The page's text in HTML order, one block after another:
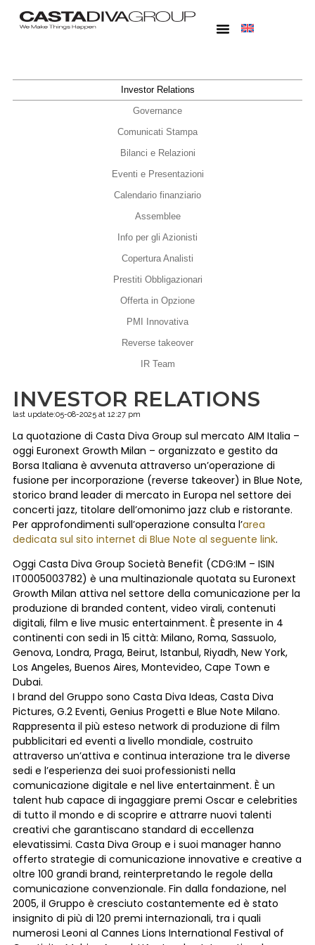
Investor Relations
Governance
Comunicati Stampa
Bilanci e Relazioni
Eventi e Presentazioni
Calendario finanziario
Assemblee
Info per gli Azionisti
Copertura Analisti
Prestiti Obbligazionari
Offerta in Opzione
PMI Innovativa
Reverse takeover
IR Team
INVESTOR RELATIONS
last update:05-08-2025 at 12:27 pm
La quotazione di Casta Diva Group sul mercato AIM Italia –
oggi Euronext Growth Milan – organizzato e gestito da
Borsa Italiana è avvenuta attraverso un’operazione di
fusione per incorporazione (reverse takeover) in Blue Note,
storico brand leader di mercato in Europa nel settore dei
concerti jazz, titolare dell’omonimo jazz club e ristorante.
Per approfondimenti sull’operazione consulta l’area
dedicata sul sito internet di Blue Note al seguente link.
Oggi Casta Diva Group Società Benefit (CDG:IM – ISIN
IT0005003782) è una multinazionale quotata su Euronext
Growth Milan attiva nel settore della comunicazione per la
produzione di branded content, video virali, contenuti
digitali, film e live music entertainment. È presente in 4
continenti con sedi in 15 città: Milano, Roma, Sassuolo,
Genova, Londra, Praga, Beirut, Istanbul, Riyadh, New York,
Los Angeles, Buenos Aires, Montevideo, Cape Town e
Dubai.
I brand del Gruppo sono Casta Diva Ideas, Casta Diva
Pictures, G.2 Eventi, Genius Progetti e Blue Note Milano.
Rappresenta il più esteso network di produzione di film
pubblicitari ed eventi a livello mondiale, costruito
attraverso un’attiva e continua interazione tra le diverse
sedi e l’esperienza dei suoi professionisti nella
comunicazione digitale e nel live entertainment. È un
talent hub capace di ingaggiare premi Oscar e celebrities
di tutto il mondo e di scoprire e attrarre nuovi talenti
creativi che garantiscano standard di eccellenza
elevatissimi. Casta Diva Group e i suoi manager hanno
offerto strategie di comunicazione innovative e creative a
oltre 100 grandi brand, reinterpretando le regole della
comunicazione convenzionale. Fin dalla fondazione, nel
2005, il Gruppo è cresciuto costantemente ed è stato
insignito di più di 120 premi internazionali, tra i quali
numerosi Leoni al Cannes Lions International Festival of